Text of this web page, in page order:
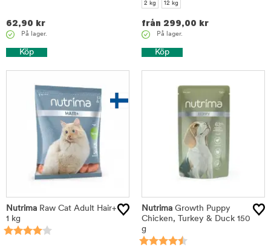
62,90 kr
På lager.
Köp
2 kg 12 kg
från 299,00 kr
På lager.
Köp
Nutrima Raw Cat Adult Hair+
1 kg
Nutrima Growth Puppy
Chicken, Turkey & Duck 150
g